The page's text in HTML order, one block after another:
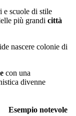
e scuole di stile
più grandi città
nascere colonie di
con una
divenne
Esempio notevole